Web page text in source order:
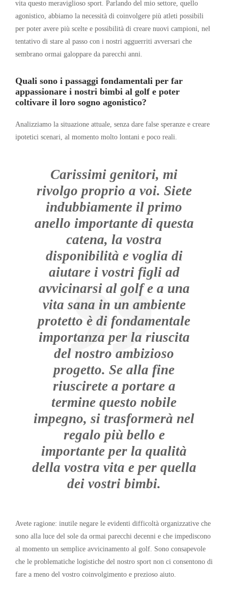
vita questo meraviglioso sport. Parlando del mio settore, quello
agonistico, abbiamo la necessità di coinvolgere più atleti possibili
per poter avere più scelte e possibilità di creare nuovi campioni, nel
tentativo di stare al passo con i nostri agguerriti avversari che
sembrano ormai galoppare da parecchi anni.
Quali sono i passaggi fondamentali per far
appassionare i nostri bimbi al golf e poter
coltivare il loro sogno agonistico?
Analizziamo la situazione attuale, senza dare false speranze e creare
ipotetici scenari, al momento molto lontani e poco reali.
Carissimi genitori, mi
rivolgo proprio a voi. Siete
indubbiamente il primo
anello importante di questa
catena, la vostra
disponibilità e voglia di
aiutare i vostri figli ad
avvicinarsi al golf e a una
vita sana in un ambiente
protetto è di fondamentale
importanza per la riuscita
del nostro ambizioso
progetto. Se alla fine
riuscirete a portare a
termine questo nobile
impegno, si trasformerà nel
regalo più bello e
importante per la qualità
della vostra vita e per quella
dei vostri bimbi.
Avete ragione: inutile negare le evidenti difficoltà organizzative che
sono alla luce del sole da ormai parecchi decenni e che impediscono
al momento un semplice avvicinamento al golf. Sono consapevole
che le problematiche logistiche del nostro sport non ci consentono di
fare a meno del vostro coinvolgimento e prezioso aiuto.